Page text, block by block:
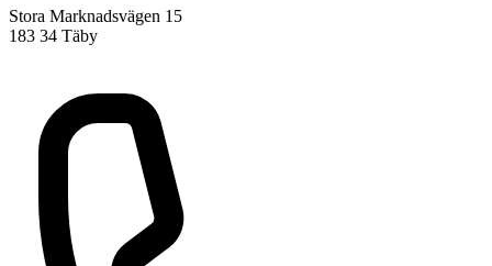
Stora Marknadsvägen 15
183 34 Täby